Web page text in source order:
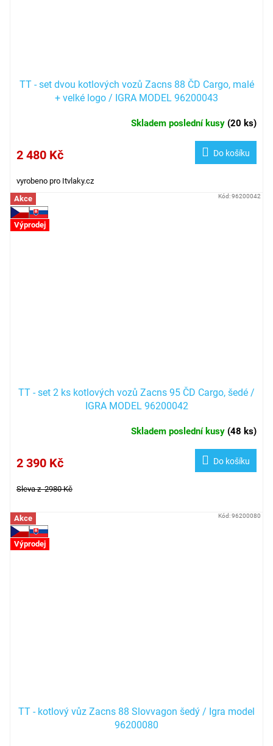
TT - set dvou kotlových vozů Zacns 88 ČD Cargo, malé
+ velké logo / IGRA MODEL 96200043
Skladem poslední kusy (20 ks)
2 480 Kč Do košíku
vyrobeno pro Itvlaky.cz
Akce
Výprodej
TT - set 2 ks kotlových vozů Zacns 95 ČD Cargo, šedé /
IGRA MODEL 96200042
Skladem poslední kusy (48 ks)
2 390 Kč Do košíku
Sleva z 2980 Kč
Kód:96200042
Akce
Výprodej
TT - kotlový vůz Zacns 88 Slovvagon šedý / Igra model
96200080
Kód:96200080